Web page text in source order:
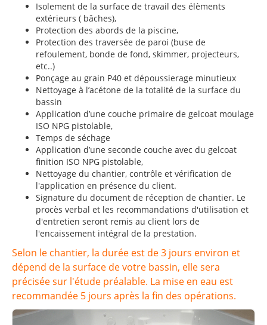
Isolement de la surface de travail des élèments
extérieurs ( bâches),
Protection des abords de la piscine,
Protection des traversée de paroi (buse de
refoulement, bonde de fond, skimmer, projecteurs,
etc..)
Ponçage au grain P40 et dépoussierage minutieux
Nettoyage à l’acétone de la totalité de la surface du
bassin
Application d’une couche primaire de gelcoat moulage
ISO NPG pistolable,
Temps de séchage
Application d’une seconde couche avec du gelcoat
finition ISO NPG pistolable,
Nettoyage du chantier, contrôle et vérification de
l'application en présence du client.
Signature du document de réception de chantier. Le
procès verbal et les recommandations d'utilisation et
d'entretien seront remis au client lors de
l'encaissement intégral de la prestation.
Selon le chantier, la durée est de 3 jours environ et
dépend de la surface de votre bassin, elle sera
précisée sur l'étude préalable. La mise en eau est
recommandée 5 jours après la fin des opérations.